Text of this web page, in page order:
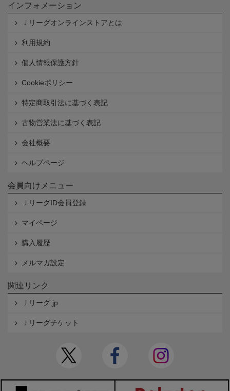
インフォメーション
Ｊリーグオンラインストアとは
利用規約
個人情報保護方針
Cookieポリシー
特定商取引法に基づく表記
古物営業法に基づく表記
会社概要
ヘルプページ
会員向けメニュー
ＪリーグID会員登録
マイページ
購入履歴
メルマガ設定
関連リンク
Ｊリーグ.jp
Ｊリーグチケット